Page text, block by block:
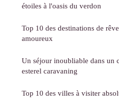
étoiles à l'oasis du verdon
Top 10 des destinations de
amoureux
Un séjour inoubliable dans un
esterel caravaning
Top 10 des villes à visiter